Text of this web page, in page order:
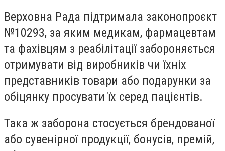
Верховна Рада підтримала законопроєкт
№10293, за яким медикам, фармацевтам
та фахівцям з реабілітації забороняється
отримувати від виробників чи їхніх
представників товари або подарунки за
обіцянку просувати їх серед пацієнтів.
Така ж заборона стосується брендованої
або сувенірної продукції, бонусів, премій,